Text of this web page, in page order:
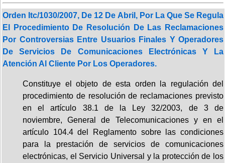
Orden Itc/1030/2007, De 12 De Abril, Por La Que Se Regula
El Procedimiento De Resolución De Las Reclamaciones
Por Controversias Entre Usuarios Finales Y Operadores
De Servicios De Comunicaciones Electrónicas Y La
Atención Al Cliente Por Los Operadores.
Constituye el objeto de esta orden la regulación del
procedimiento de resolución de reclamaciones previsto
en el artículo 38.1 de la Ley 32/2003, de 3 de
noviembre, General de Telecomunicaciones y en el
artículo 104.4 del Reglamento sobre las condiciones
para la prestación de servicios de comunicaciones
electrónicas, el Servicio Universal y la protección de los